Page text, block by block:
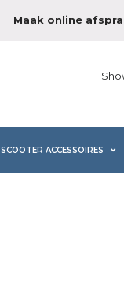
Maak online
SCOOTER ACCESSOIRES